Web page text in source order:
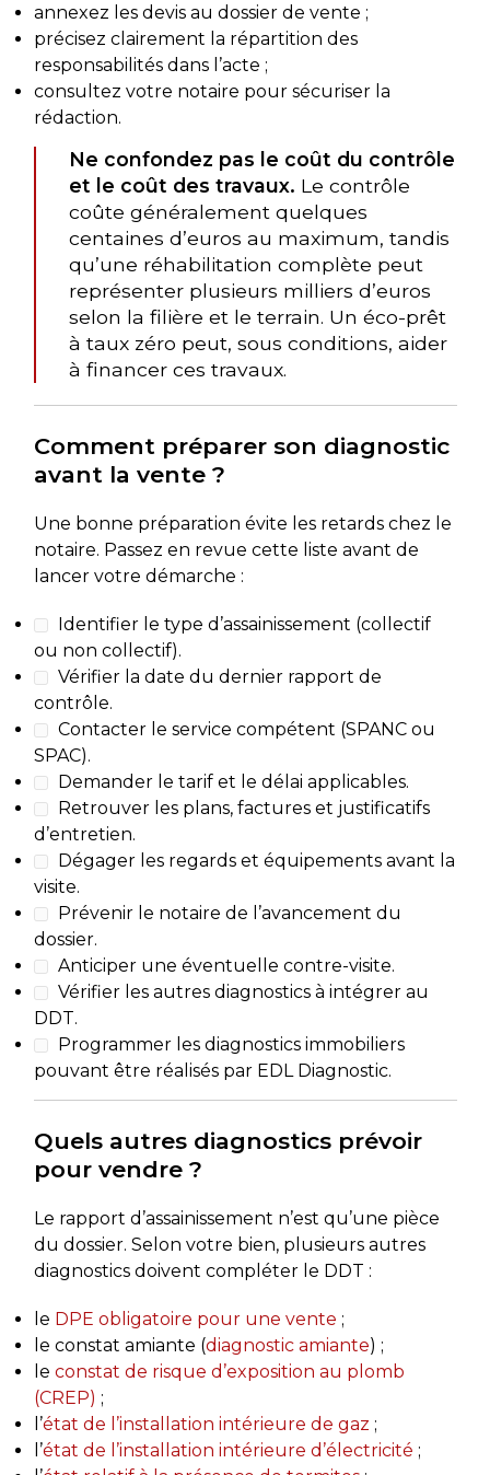
annexez les devis au dossier de vente ;
précisez clairement la répartition des
responsabilités dans l’acte ;
consultez votre notaire pour sécuriser la
rédaction.
Ne confondez pas le coût du contrôle
et le coût des travaux. Le contrôle
coûte généralement quelques
centaines d’euros au maximum, tandis
qu’une réhabilitation complète peut
représenter plusieurs milliers d’euros
selon la filière et le terrain. Un éco-prêt
à taux zéro peut, sous conditions, aider
à financer ces travaux.
Comment préparer son diagnostic
avant la vente ?
Une bonne préparation évite les retards chez le
notaire. Passez en revue cette liste avant de
lancer votre démarche :
Identifier le type d’assainissement (collectif
ou non collectif).
Vérifier la date du dernier rapport de
contrôle.
Contacter le service compétent (SPANC ou
SPAC).
Demander le tarif et le délai applicables.
Retrouver les plans, factures et justificatifs
d’entretien.
Dégager les regards et équipements avant la
visite.
Prévenir le notaire de l’avancement du
dossier.
Anticiper une éventuelle contre-visite.
Vérifier les autres diagnostics à intégrer au
DDT.
Programmer les diagnostics immobiliers
pouvant être réalisés par EDL Diagnostic.
Quels autres diagnostics prévoir
pour vendre ?
Le rapport d’assainissement n’est qu’une pièce
du dossier. Selon votre bien, plusieurs autres
diagnostics doivent compléter le DDT :
le DPE obligatoire pour une vente ;
le constat amiante (diagnostic amiante) ;
le constat de risque d’exposition au plomb
(CREP) ;
l’état de l’installation intérieure de gaz ;
l’état de l’installation intérieure d’électricité ;